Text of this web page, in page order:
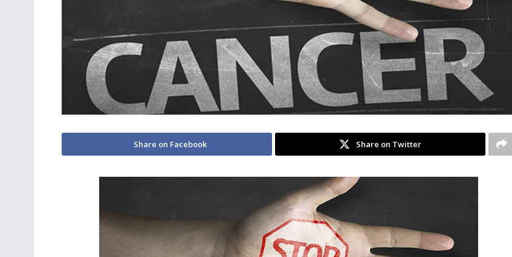
Share on Facebook Share on Twitter